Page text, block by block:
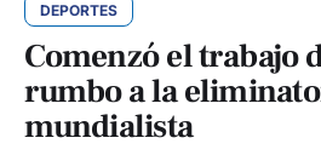
DEPORTES
Comenzó el trabajo
rumbo a la
mundialista